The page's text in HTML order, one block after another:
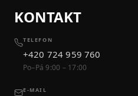
KONTAKT
TELEFON
+420 724 959 760
Po–Pá 9:00 – 17:00
E-MAIL